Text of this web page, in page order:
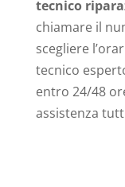
tecnico
chiamare il
scegliere
tecnico
entro 24/48
assistenza